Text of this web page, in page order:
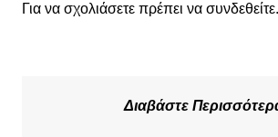
Για να σχολιάσετε πρέπει να συνδεθείτε.
Διαβάστε